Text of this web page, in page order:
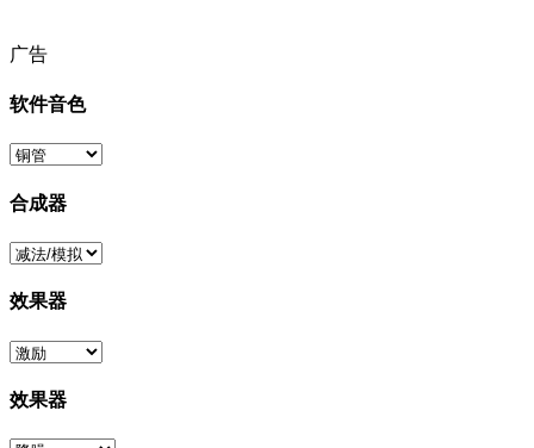
广告
软件音色
合成器
效果器
效果器